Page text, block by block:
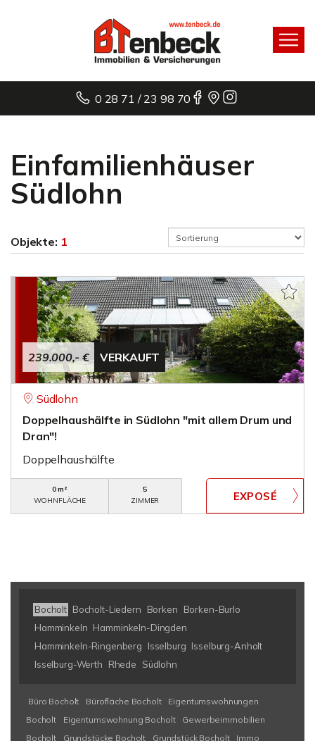
0 28 71 / 23 98 70
Einfamilienhäuser
Südlohn
Objekte: 1
239.000,- € VERKAUFT
Südlohn
Doppelhaushälfte in Südlohn "mit allem Drum und
Dran"!
Doppelhaushälfte
0 m²
WOHNFLÄCHE
5
ZIMMER
Bocholt Bocholt-Liedern Borken
Borken-Burlo
Hamminkeln Hamminkeln-Dingden
Hamminkeln-Ringenberg
Isselburg Isselburg-Anholt
Isselburg-Werth
Rhede Südlohn
Büro Bocholt Bürofläche Bocholt
Eigentumswohnungen
Bocholt
Eigentumswohnung Bocholt
Gewerbeimmobilien
Bocholt
Grundstücke Bocholt Grundstück Bocholt
Immo